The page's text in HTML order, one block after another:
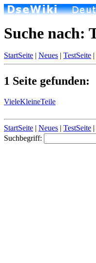
Suche nach:
StartSeite | Neues | TestSeite |
1 Seite gefunden:
VieleKleineTeile
StartSeite | Neues | TestSeite |
Suchbegriff: